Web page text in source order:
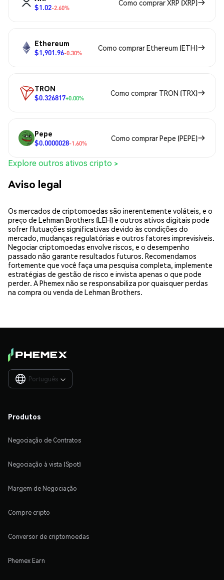
$1.02-2.60%
Como comprar XRP (XRP)
Ethereum
$1,901.96-0.30%
Como comprar Ethereum (ETH)
TRON
$0.326817+0.00%
Como comprar TRON (TRX)
Pepe
$0.0000028-1.60%
Como comprar Pepe (PEPE)
Explore outros ativos cripto >
Aviso legal
Os mercados de criptomoedas são inerentemente voláteis, e o
preço de Lehman Brothers (LEH) e outros ativos digitais pode
sofrer flutuações significativas devido às condições do
mercado, mudanças regulatórias e outros fatores imprevisíveis.
Negociar criptomoedas envolve riscos, e o desempenho
passado não garante resultados futuros. Recomendamos
fortemente que você faça uma pesquisa completa, implemente
estratégias de gestão de risco e invista apenas o que pode
perder. A Phemex não se responsabiliza por quaisquer perdas
na compra ou venda de Lehman Brothers.
Português 
Produtos
Negociação de Contratos
Negociação à vista (Spot)
Margem de Negociação
Compre cripto
Conversor de criptomoedas
Phemex Earn